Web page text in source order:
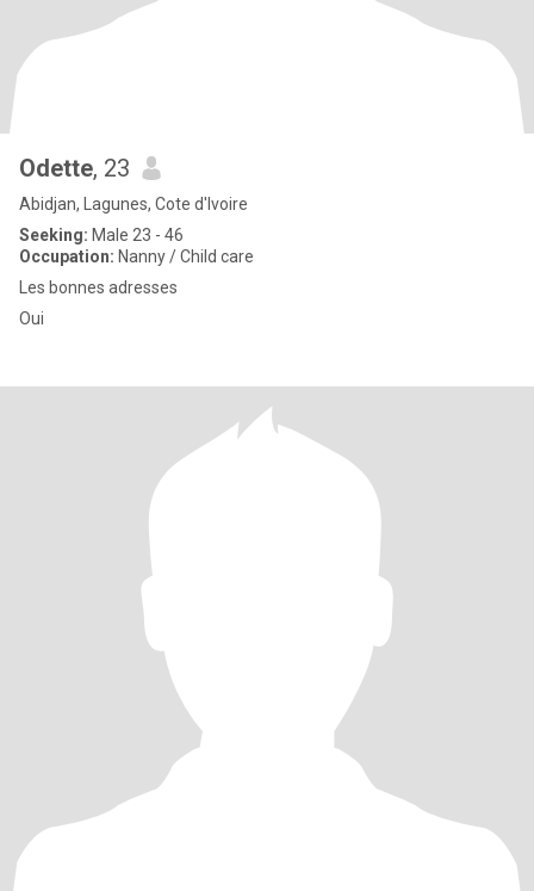
Odette, 23
Abidjan, Lagunes, Cote d'Ivoire
Seeking: Male 23 - 46
Occupation: Nanny / Child care
Les bonnes adresses
Oui